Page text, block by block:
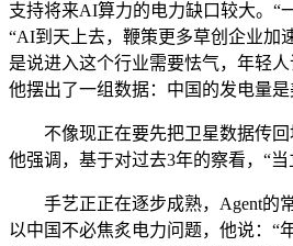
支持将来AI算力的电力缺口较大。“
“AI到天上去，鞭策更多草创企业加
是说进入这个行业需要怯气，年轻
他摆出了一组数据：中国的发电量是
不像现正在要先把卫星数据传回
他强调，基于对过去3年的察看，“当
手艺正正在逐步成熟，Agent的常
以中国不必焦炙电力问题，他说：“